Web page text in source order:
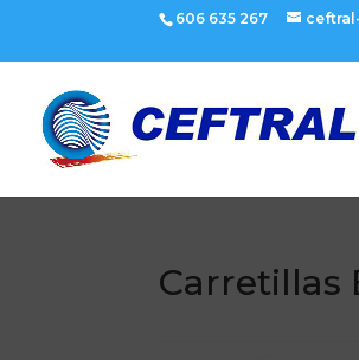
606 635 267
Carretillas